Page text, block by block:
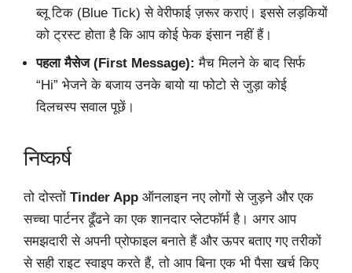
ब्लू टिक (Blue Tick) से वेरीफाई ज़रूर कराएं। इससे लड़कियों
को ट्रस्ट होता है कि आप कोई फेक इंसान नहीं हैं।
पहला मैसेज (First Message): मैच मिलने के बाद सिर्फ
“Hi” भेजने के बजाय उनके बायो या फोटो से जुड़ा कोई
दिलचस्प सवाल पूछें।
निष्कर्ष
तो दोस्तों Tinder App ऑनलाइन नए लोगों से जुड़ने और एक
सच्चा पार्टनर ढूँढने का एक शानदार प्लेटफॉर्म है। अगर आप
समझदारी से अपनी प्रोफाइल बनाते हैं और ऊपर बताए गए तरीकों
से सही राइट स्वाइप करते हैं, तो आप बिना एक भी पैसा खर्च किए